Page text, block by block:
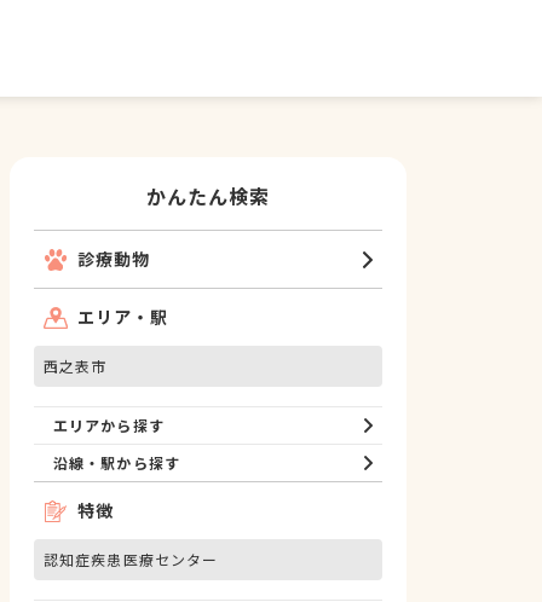
かんたん検索
診療動物
エリア・駅
西之表市
エリアから探す
沿線・駅から探す
特徴
認知症疾患医療センター